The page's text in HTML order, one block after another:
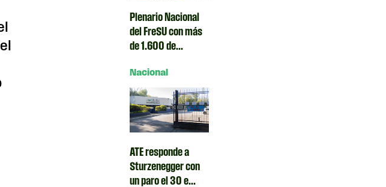
Plenario Nacional
del FreSU con más
de 1.600 de...
Nacional
ATE responde a
Sturzenegger con
un paro el 30 e...